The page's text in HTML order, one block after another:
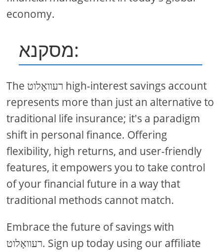
economy.
מסקנא:
The רעוואָלוט high-interest savings account
represents more than just an alternative to
traditional life insurance; it's a paradigm
shift in personal finance. Offering
flexibility, high returns, and user-friendly
features, it empowers you to take control
of your financial future in a way that
traditional methods cannot match.
Embrace the future of savings with
רעוואָלוט. Sign up today using our affiliate